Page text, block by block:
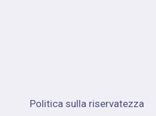
Politica sulla riservatezza